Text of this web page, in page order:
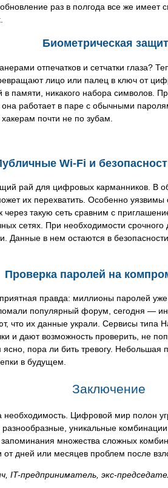
раз в полгода все же имеет
Биометрическая
отпечатков и сетчатки глаза?
лицо или палец в ключ от
в памяти, никакого набора символов.
работает в паре с обычными
почти не по зубам.
Wi-Fi и
рай для цифровых карманников. В
их перехватить. Особенно
такую сеть сравним с
сетях. При необходимости
Данные в нем остаются в
Проверка паролей на
правда: миллионы паролей
популярный форум, сегодня —
что их данные украли. Сервисы типа
и дают возможность проверить, не
пора ли бить тревогу.
в будущем.
Заключение
Цифровой мир полон
уникальные
множества сложных
от дней или месяцев проблем после
IT-предприниматель, экс-